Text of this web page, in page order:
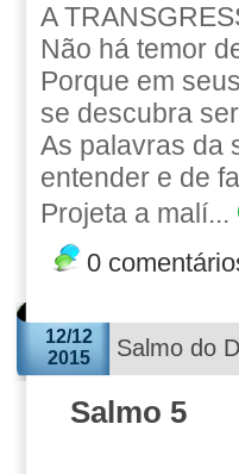
A
Não há temor
Porque em
se descubra
As palavras da
entender e de
Projeta a malí...
0
12/12
2015
Salmo do
Salmo 5